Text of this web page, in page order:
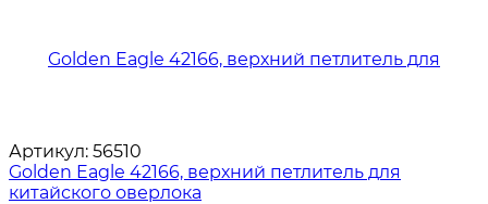
Артикул: 56510
Golden Eagle 42166, верхний петлитель для
китайского оверлока